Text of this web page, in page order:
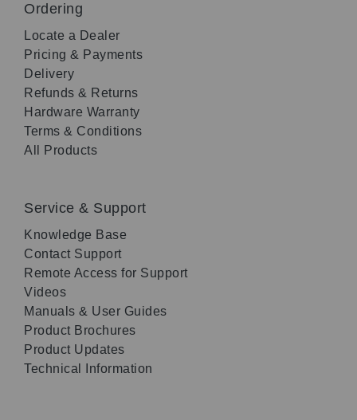
Ordering
Locate a Dealer
Pricing & Payments
Delivery
Refunds & Returns
Hardware Warranty
Terms & Conditions
All Products
Service & Support
Knowledge Base
Contact Support
Remote Access for Support
Videos
Manuals & User Guides
Product Brochures
Product Updates
Technical Information